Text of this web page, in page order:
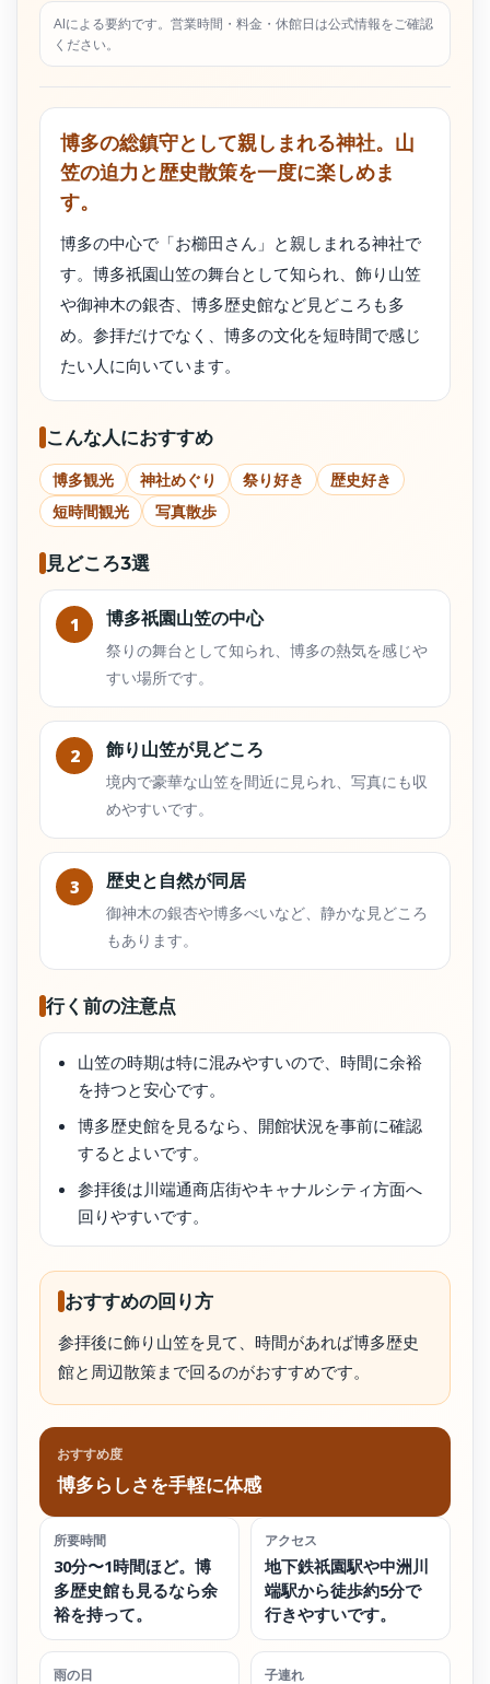
AIによる要約です。営業時間・料金・休館日は公式情報をご確認
ください。
博多の総鎮守として親しまれる神社。山
笠の迫力と歴史散策を一度に楽しめま
す。
博多の中心で「お櫛田さん」と親しまれる神社で
す。博多祇園山笠の舞台として知られ、飾り山笠
や御神木の銀杏、博多歴史館など見どころも多
め。参拝だけでなく、博多の文化を短時間で感じ
たい人に向いています。
こんな人におすすめ
博多観光 神社めぐり 祭り好き
歴史好き
短時間観光
写真散歩
見どころ3選
1
博多祇園山笠の中心
祭りの舞台として知られ、博多の熱気を感じや
すい場所です。
2
飾り山笠が見どころ
境内で豪華な山笠を間近に見られ、写真にも収
めやすいです。
3
歴史と自然が同居
御神木の銀杏や博多べいなど、静かな見どころ
もあります。
行く前の注意点
山笠の時期は特に混みやすいので、時間に余裕
を持つと安心です。
博多歴史館を見るなら、開館状況を事前に確認
するとよいです。
参拝後は川端通商店街やキャナルシティ方面へ
回りやすいです。
おすすめの回り方
参拝後に飾り山笠を見て、時間があれば博多歴史
館と周辺散策まで回るのがおすすめです。
おすすめ度
博多らしさを手軽に体感
所要時間
30分〜1時間ほど。博
多歴史館も見るなら余
裕を持って。
アクセス
地下鉄祇園駅や中洲川
端駅から徒歩約5分で
行きやすいです。
雨の日 子連れ